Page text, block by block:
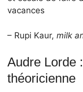
vacances
– Rupi Kaur, milk
Audre Lorde
théoricienne